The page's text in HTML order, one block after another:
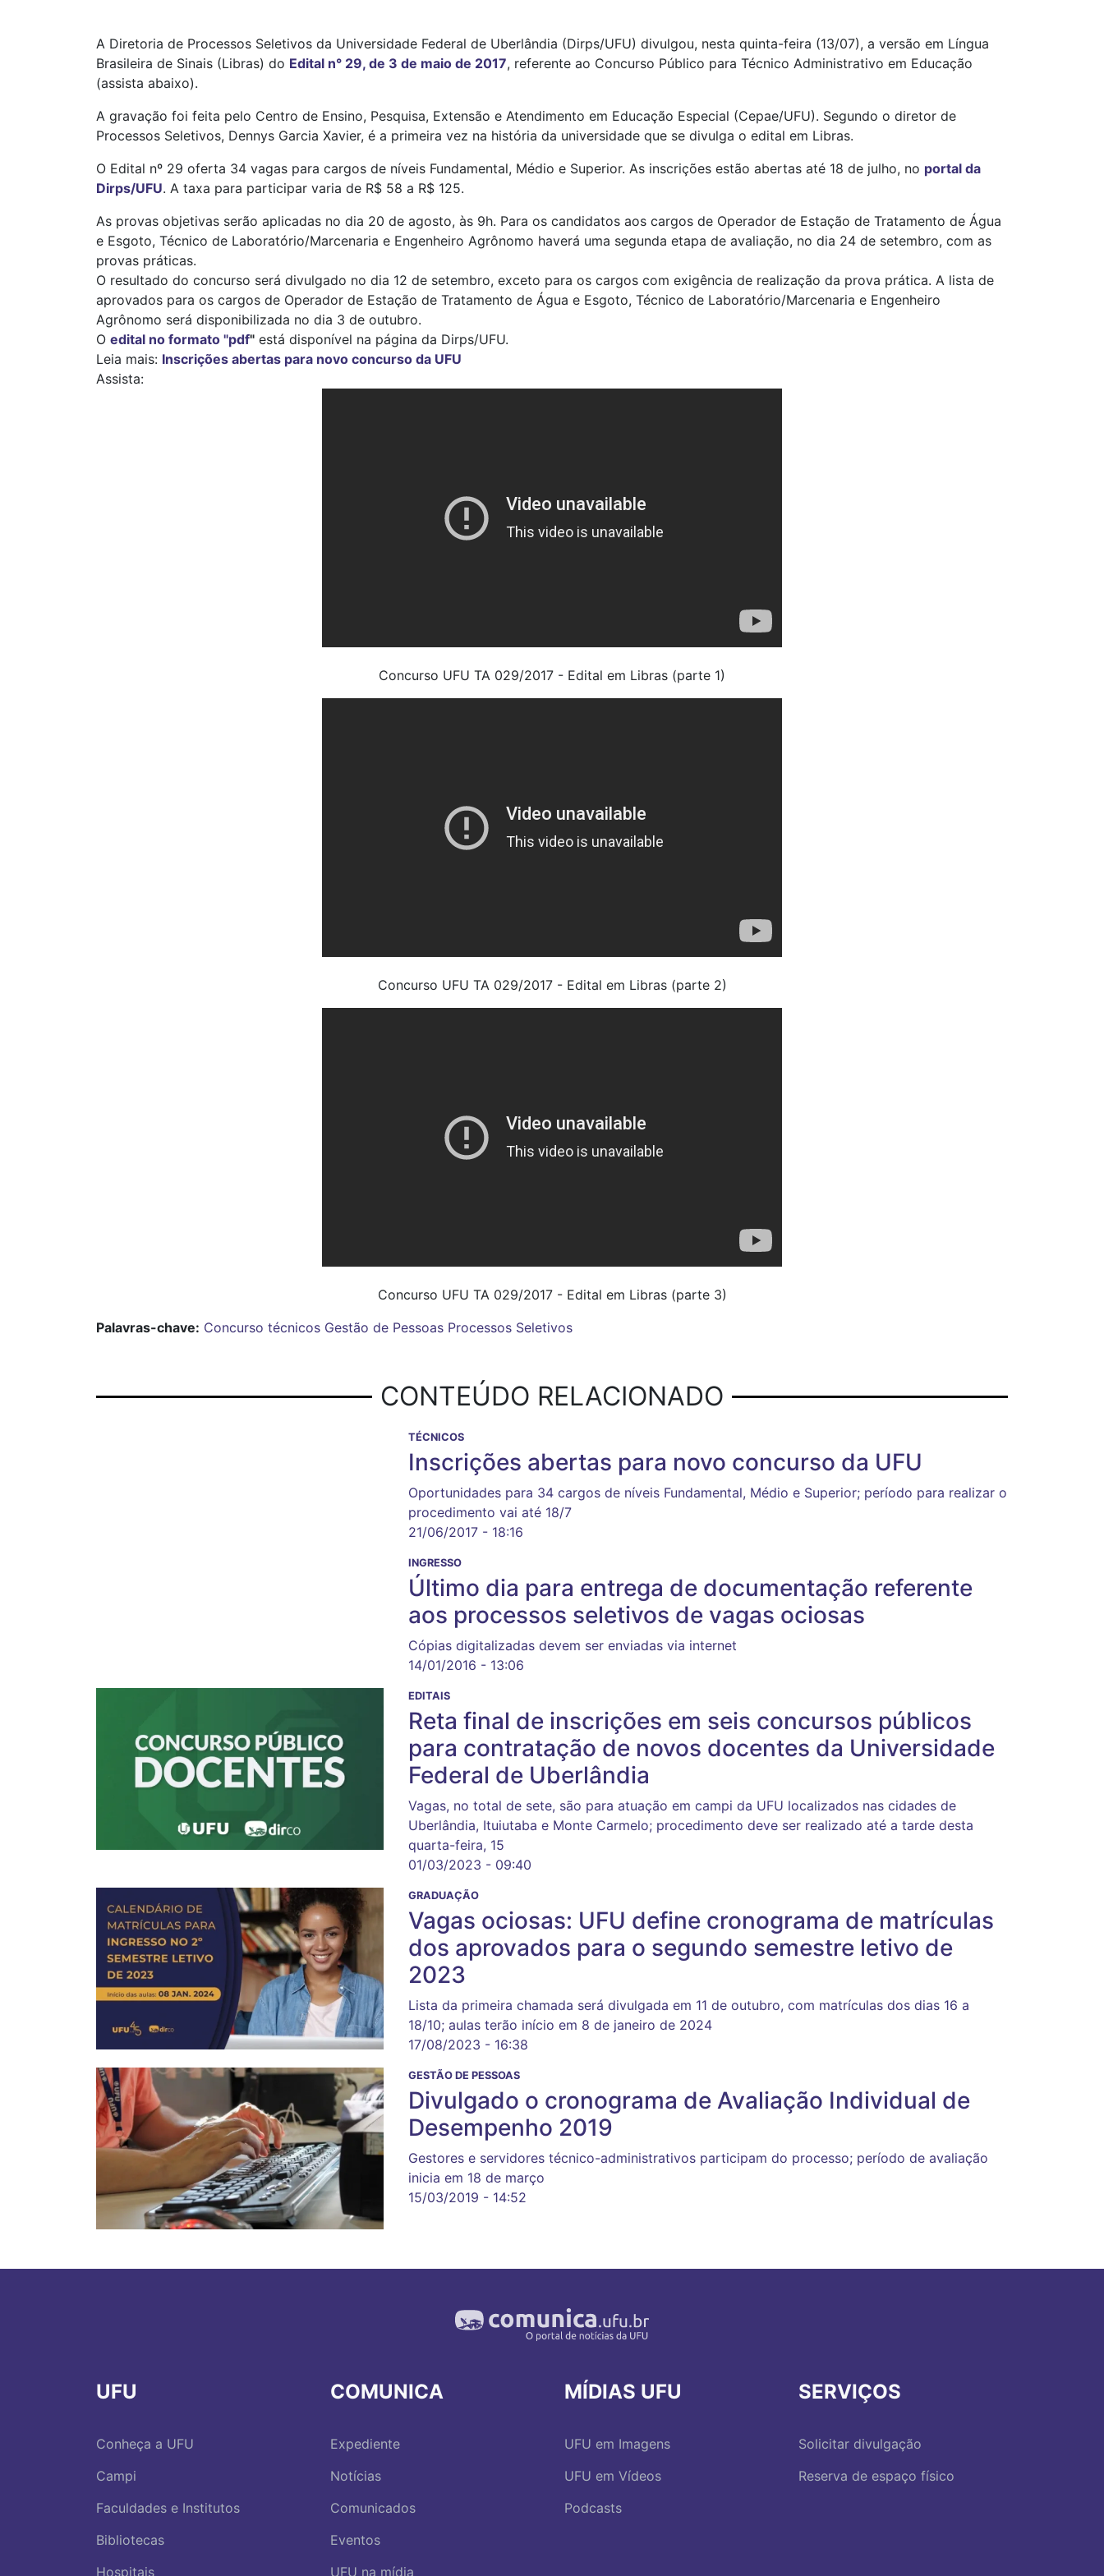
A Diretoria de Processos Seletivos da Universidade Federal de Uberlândia (Dirps/UFU) divulgou, nesta quinta-feira (13/07), a versão em Língua
Brasileira de Sinais (Libras) do Edital n° 29, de 3 de maio de 2017, referente ao Concurso Público para Técnico Administrativo em Educação
(assista abaixo).
A gravação foi feita pelo Centro de Ensino, Pesquisa, Extensão e Atendimento em Educação Especial (Cepae/UFU). Segundo o diretor de
Processos Seletivos, Dennys Garcia Xavier, é a primeira vez na história da universidade que se divulga o edital em Libras.
O Edital nº 29 oferta 34 vagas para cargos de níveis Fundamental, Médio e Superior. As inscrições estão abertas até 18 de julho, no portal da
Dirps/UFU. A taxa para participar varia de R$ 58 a R$ 125.
As provas objetivas serão aplicadas no dia 20 de agosto, às 9h. Para os candidatos aos cargos de Operador de Estação de Tratamento de Água
e Esgoto, Técnico de Laboratório/Marcenaria e Engenheiro Agrônomo haverá uma segunda etapa de avaliação, no dia 24 de setembro, com as
provas práticas.
O resultado do concurso será divulgado no dia 12 de setembro, exceto para os cargos com exigência de realização da prova prática. A lista de
aprovados para os cargos de Operador de Estação de Tratamento de Água e Esgoto, Técnico de Laboratório/Marcenaria e Engenheiro
Agrônomo será disponibilizada no dia 3 de outubro.
O edital no formato "pdf" está disponível na página da Dirps/UFU.
Leia mais: Inscrições abertas para novo concurso da UFU
Assista:
Concurso UFU TA 029/2017 - Edital em Libras (parte 1)
Concurso UFU TA 029/2017 - Edital em Libras (parte 2)
Concurso UFU TA 029/2017 - Edital em Libras (parte 3)
Palavras-chave: Concurso técnicos Gestão de Pessoas Processos Seletivos
CONTEÚDO RELACIONADO
TÉCNICOS
Inscrições abertas para novo concurso da UFU
Oportunidades para 34 cargos de níveis Fundamental, Médio e Superior; período para realizar o
procedimento vai até 18/7
21/06/2017 - 18:16
INGRESSO
Último dia para entrega de documentação referente
aos processos seletivos de vagas ociosas
Cópias digitalizadas devem ser enviadas via internet
14/01/2016 - 13:06
EDITAIS
Reta final de inscrições em seis concursos públicos
para contratação de novos docentes da Universidade
Federal de Uberlândia
Vagas, no total de sete, são para atuação em campi da UFU localizados nas cidades de
Uberlândia, Ituiutaba e Monte Carmelo; procedimento deve ser realizado até a tarde desta
quarta-feira, 15
01/03/2023 - 09:40
GRADUAÇÃO
Vagas ociosas: UFU define cronograma de matrículas
dos aprovados para o segundo semestre letivo de
2023
Lista da primeira chamada será divulgada em 11 de outubro, com matrículas dos dias 16 a
18/10; aulas terão início em 8 de janeiro de 2024
17/08/2023 - 16:38
GESTÃO DE PESSOAS
Divulgado o cronograma de Avaliação Individual de
Desempenho 2019
Gestores e servidores técnico-administrativos participam do processo; período de avaliação
inicia em 18 de março
15/03/2019 - 14:52
UFU
Conheça a UFU
Campi
Faculdades e Institutos
Bibliotecas
Hospitais
COMUNICA
Expediente
Notícias
Comunicados
Eventos
UFU na mídia
MÍDIAS UFU
UFU em Imagens
UFU em Vídeos
Podcasts
SERVIÇOS
Solicitar divulgação
Reserva de espaço físico